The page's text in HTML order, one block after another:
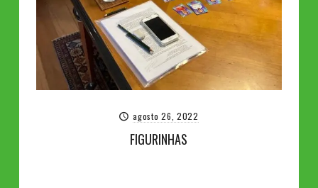
agosto 26, 2022
FIGURINHAS